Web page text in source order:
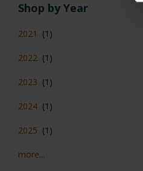
Shop by Year
2021 (1)
2022 (1)
2023 (1)
2024 (1)
2025 (1)
more...